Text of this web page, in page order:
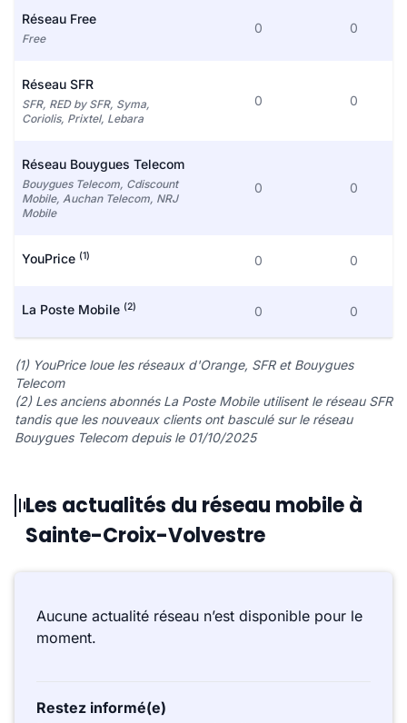
Réseau Free
Free
0 0
Réseau SFR
SFR, RED by SFR, Syma,
Coriolis, Prixtel, Lebara
0 0
Réseau Bouygues Telecom
Bouygues Telecom, Cdiscount
Mobile, Auchan Telecom, NRJ
Mobile
0 0
YouPrice (1) 0 0
La Poste Mobile (2) 0 0
(1) YouPrice loue les réseaux d'Orange, SFR et Bouygues
Telecom
(2) Les anciens abonnés La Poste Mobile utilisent le réseau SFR
tandis que les nouveaux clients ont basculé sur le réseau
Bouygues Telecom depuis le 01/10/2025
Les actualités du réseau mobile à
Sainte-Croix-Volvestre
Aucune actualité réseau n’est disponible pour le
moment.
Restez informé(e)